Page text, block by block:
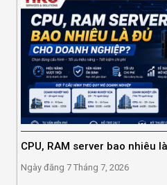
CPU, RAM server bao nhiêu
Ngày đăng 7 Tháng 7, 2026